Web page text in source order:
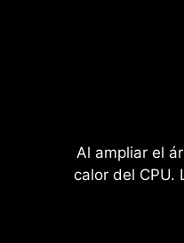
Al ampliar el
calor del CPU.